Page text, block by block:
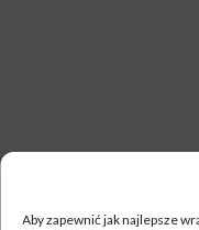
Aby zapewnić jak najlepsze